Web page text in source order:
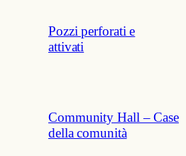
Pozzi perforati e
attivati
Community Hall – Case
della comunità